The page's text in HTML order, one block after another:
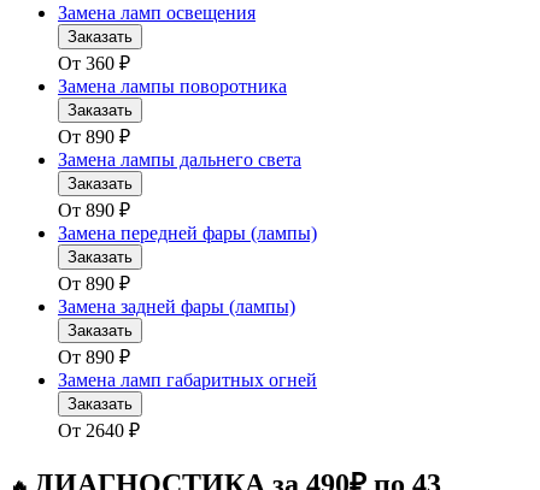
Замена ламп освещения
Заказать
От 360 ₽
Замена лампы поворотника
Заказать
От 890 ₽
Замена лампы дальнего света
Заказать
От 890 ₽
Замена передней фары (лампы)
Заказать
От 890 ₽
Замена задней фары (лампы)
Заказать
От 890 ₽
Замена ламп габаритных огней
Заказать
От 2640 ₽